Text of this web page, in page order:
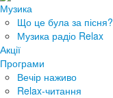
Музика
Що це була за пісня?
Музика радіо Relax
Акції
Програми
Вечір наживо
Relax-читання